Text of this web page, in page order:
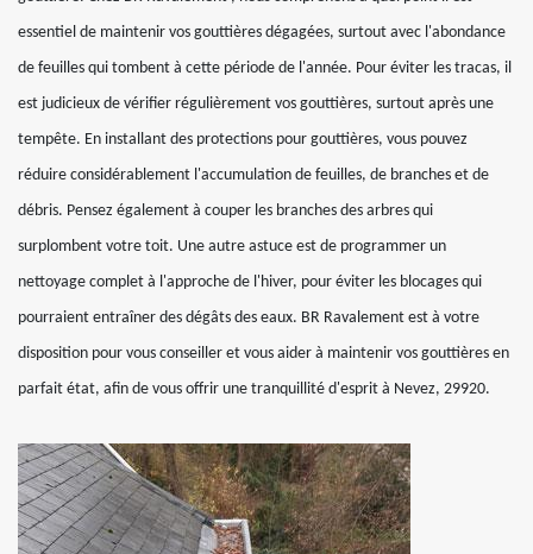
essentiel de maintenir vos gouttières dégagées, surtout avec l'abondance
de feuilles qui tombent à cette période de l'année. Pour éviter les tracas, il
est judicieux de vérifier régulièrement vos gouttières, surtout après une
tempête. En installant des protections pour gouttières, vous pouvez
réduire considérablement l'accumulation de feuilles, de branches et de
débris. Pensez également à couper les branches des arbres qui
surplombent votre toit. Une autre astuce est de programmer un
nettoyage complet à l'approche de l'hiver, pour éviter les blocages qui
pourraient entraîner des dégâts des eaux. BR Ravalement est à votre
disposition pour vous conseiller et vous aider à maintenir vos gouttières en
parfait état, afin de vous offrir une tranquillité d'esprit à Nevez, 29920.